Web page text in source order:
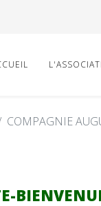
COMPAGNIE